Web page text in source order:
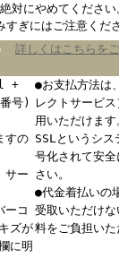
対にやめてください
すぎにはご注意くだ
詳しくはこちらを
+
号)
すの
サー
ーコ
ズが
に明
●お支払方法は
レクトサービ
用いただけま
SSLというシ
号化されて安
さい。
●代金着払いの
受取いただけ
料をご負担い